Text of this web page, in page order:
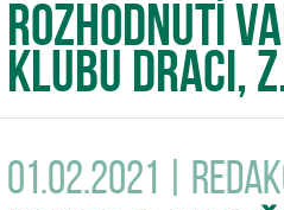
Rozhodnutí
klubu DRACI,
01.02.2021 |